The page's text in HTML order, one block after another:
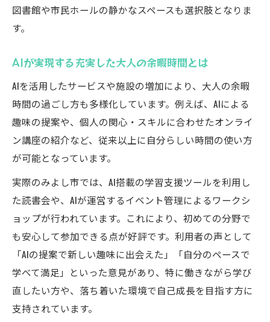
図書館や市民ホールの静かなスペースも選択肢となりま
す。
AIが実現する充実した大人の余暇時間とは
AIを活用したサービスや施設の増加により、大人の余暇
時間の過ごし方も多様化しています。例えば、AIによる
趣味の提案や、個人の関心・スキルに合わせたオンライ
ン講座の紹介など、従来以上に自分らしい時間の使い方
が可能となっています。
実際のみよし市では、AI搭載の学習支援ツールを利用し
た読書会や、AIが運営するイベント管理によるワークシ
ョップが行われています。これにより、初めての分野で
も安心して参加できる点が好評です。利用者の声として
「AIの提案で新しい趣味に出会えた」「自分のペースで
学べて満足」といった意見があり、特に働きながら学び
直したい方や、落ち着いた環境で自己成長を目指す方に
支持されています。